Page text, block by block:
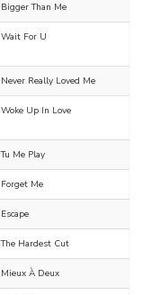
Bigger Than Me
Wait For U
Never Really Loved Me
Woke Up In Love
Tu Me Play
Forget Me
Escape
The Hardest Cut
Mieux À Deux